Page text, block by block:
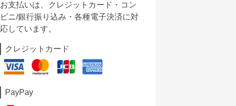
お支払いは、クレジットカード・コン
ビニ/銀行振り込み・各種電子決済に対
応しています。
クレジットカード
PayPay